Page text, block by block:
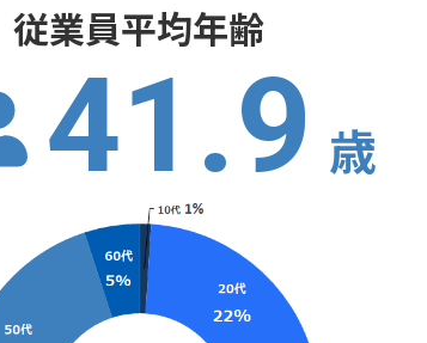
従業員平均年齢
41.9 歳